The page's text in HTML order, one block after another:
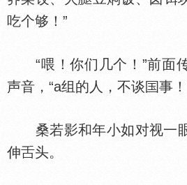
吃个够！”
“喂！你们几个！”前面
声音，“a组的人，不谈
事！
桑若影和年小如对视一
伸
头。